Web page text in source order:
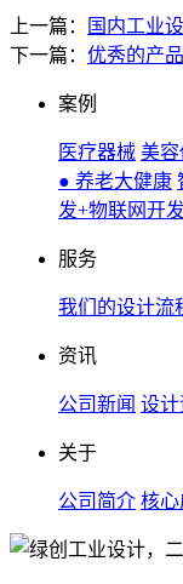
上一篇：
国内工业
下一篇： 优秀的产
案例
医疗器械 美
● 养老大健康
发+物联网开发
服务
我们的设计流
资讯
公司新闻 设
关于
公司简介 核心